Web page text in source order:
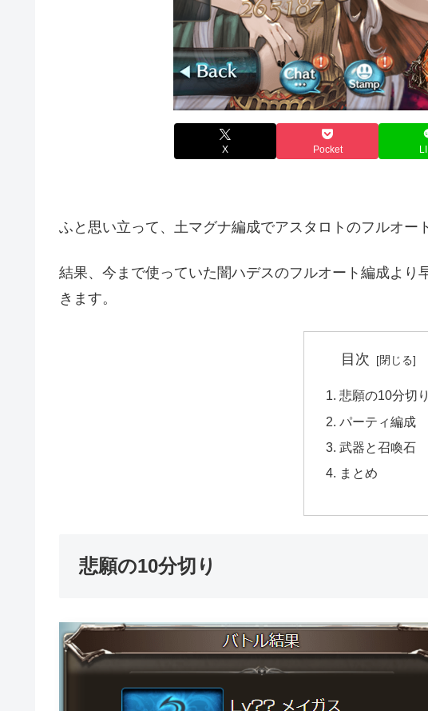
X Pocket
ふと思い立って、土マグナ編成でアスタロトのフルオー
結果、今まで使っていた闇ハデスのフルオート編成より
きます。
目次
悲願の10分切り
パーティ編成
武器と召喚石
まとめ
悲願の10分切り